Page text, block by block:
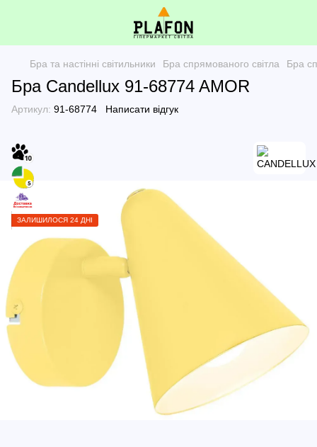
Бра та настінні світильники Бра спрямованого світла Бра
Бра Candellux 91-68774 AMOR
Артикул: 91-68774 Написати відгук
ЗАЛИШИЛОСЯ 24 ДНІ